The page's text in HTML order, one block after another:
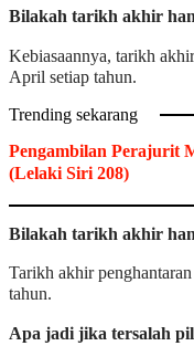
Bilakah tarikh akhir
Kebiasaannya, tarikh
April setiap tahun.
Trending sekarang
Pengambilan Perajurit
(Lelaki Siri 208)
Bilakah tarikh akhir
Tarikh akhir
tahun.
Apa jadi jika tersalah